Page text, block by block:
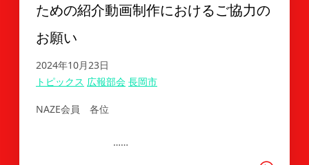
ための紹介動画制作におけるご協力の
お願い
2024年10月23日
トピックス 広報部会 長岡市
NAZE会員 各位
……